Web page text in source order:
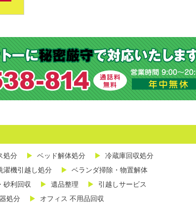
処分 ベッド解体処分
冷蔵庫回収処分
濯機引越し処分
ベランダ掃除・物置解体
砂利回収 遺品整理
引越しサービス
処分
オフィス 不用品回収